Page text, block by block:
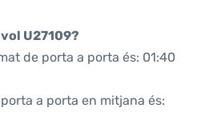
U27109?
de porta a porta és: 01:40
a porta en mitjana és: